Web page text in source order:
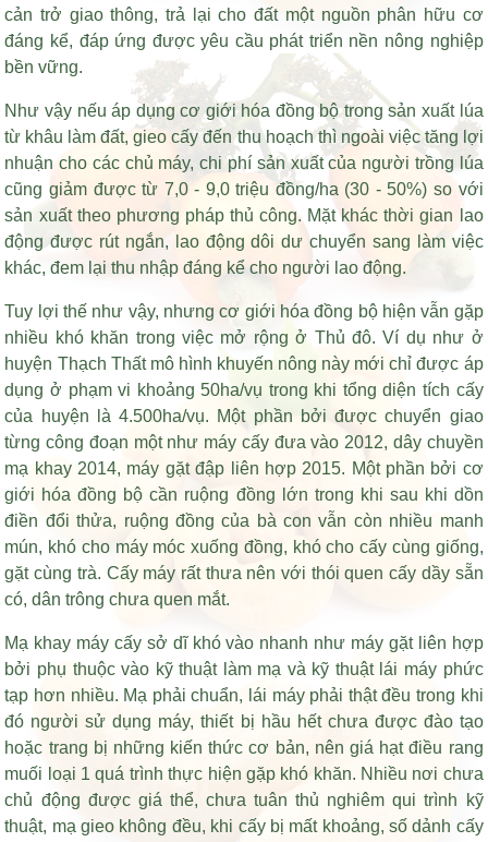
cản trở giao thông, trả lại cho đất một nguồn phân hữu cơ
đáng kể, đáp ứng được yêu cầu phát triển nền nông nghiệp
bền vững.
Như vậy nếu áp dụng cơ giới hóa đồng bộ trong sản xuất lúa
từ khâu làm đất, gieo cấy đến thu hoạch thì ngoài việc tăng lợi
nhuận cho các chủ máy, chi phí sản xuất của người trồng lúa
cũng giảm được từ 7,0 - 9,0 triệu đồng/ha (30 - 50%) so với
sản xuất theo phương pháp thủ công. Mặt khác thời gian lao
động được rút ngắn, lao động dôi dư chuyển sang làm việc
khác, đem lại thu nhập đáng kể cho người lao động.
Tuy lợi thế như vậy, nhưng cơ giới hóa đồng bộ hiện vẫn gặp
nhiều khó khăn trong việc mở rộng ở Thủ đô. Ví dụ như ở
huyện Thạch Thất mô hình khuyến nông này mới chỉ được áp
dụng ở phạm vi khoảng 50ha/vụ trong khi tổng diện tích cấy
của huyện là 4.500ha/vụ. Một phần bởi được chuyển giao
từng công đoạn một như máy cấy đưa vào 2012, dây chuyền
mạ khay 2014, máy gặt đập liên hợp 2015. Một phần bởi cơ
giới hóa đồng bộ cần ruộng đồng lớn trong khi sau khi dồn
điền đổi thửa, ruộng đồng của bà con vẫn còn nhiều manh
mún, khó cho máy móc xuống đồng, khó cho cấy cùng giống,
gặt cùng trà. Cấy máy rất thưa nên với thói quen cấy dầy sẵn
có, dân trông chưa quen mắt.
Mạ khay máy cấy sở dĩ khó vào nhanh như máy gặt liên hợp
bởi phụ thuộc vào kỹ thuật làm mạ và kỹ thuật lái máy phức
tạp hơn nhiều. Mạ phải chuẩn, lái máy phải thật đều trong khi
đó người sử dụng máy, thiết bị hầu hết chưa được đào tạo
hoặc trang bị những kiến thức cơ bản, nêngiá hạt điều rang
muối loại 1 quá trình thực hiện gặp khó khăn. Nhiều nơi chưa
chủ động được giá thể, chưa tuân thủ nghiêm qui trình kỹ
thuật, mạ gieo không đều, khi cấy bị mất khoảng, số dảnh cấy